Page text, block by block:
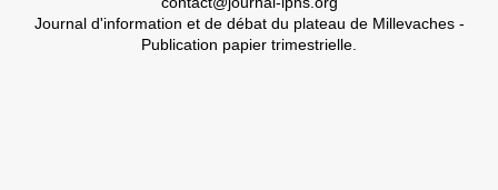
Journal d'information et de débat du plateau de Millevaches -
Publication papier trimestrielle.